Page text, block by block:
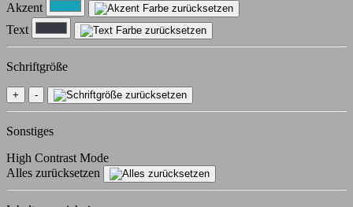
Akzent
Text
Schriftgröße
+ -
Sonstiges
High Contrast Mode
Alles zurücksetzen